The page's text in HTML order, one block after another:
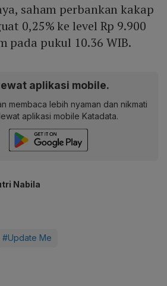
saham perbankan kakap
0,25% ke level Rp 9.900
pada pukul 10.36 WIB.
aplikasi mobile.
membaca lebih nyaman dan nikmati
aplikasi mobile Katadata.
Nabila
#Update Me